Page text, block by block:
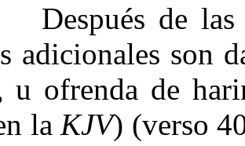
de las
adicionales son
u ofrenda de
la KJV) (verso